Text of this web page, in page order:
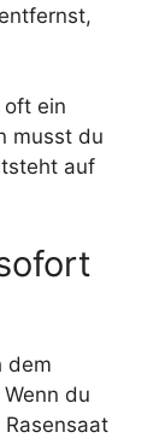
oft ein
musst du
auf
dem
du